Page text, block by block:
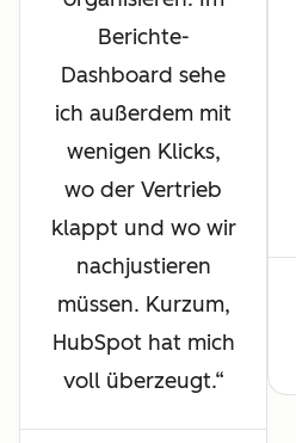
Berichte-
Dashboard sehe
ich außerdem mit
wenigen Klicks,
wo der Vertrieb
klappt und wo wir
nachjustieren
müssen. Kurzum,
HubSpot hat mich
voll überzeugt.